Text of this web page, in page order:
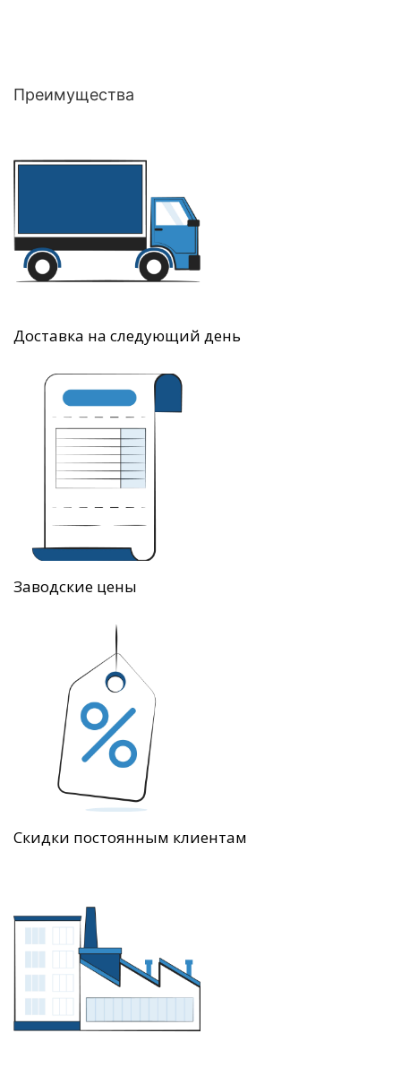
Преимущества
Доставка на следующий день
Заводские цены
Скидки постоянным клиентам